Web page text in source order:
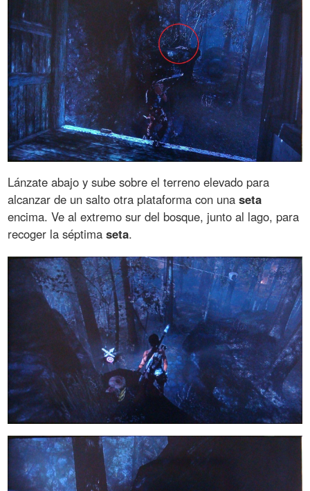
Lánzate abajo y sube sobre el terreno elevado para
alcanzar de un salto otra plataforma con unaseta
encima. Ve al extremo sur del bosque, junto al lago, para
recoger la séptimaseta.